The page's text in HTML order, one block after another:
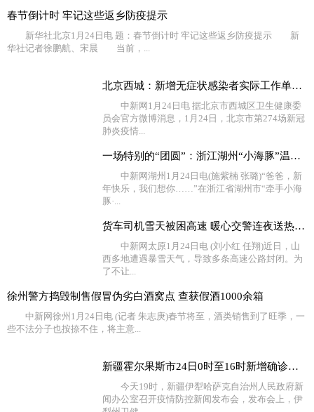
春节倒计时 牢记这些返乡防疫提示
新华社北京1月24日电 题：春节倒计时 牢记这些返乡防疫提示 新
华社记者徐鹏航、宋晨 当前，...
北京西城：新增无症状感染者实际工作单位不在西城，相关
中新网1月24日电 据北京市西城区卫生健康委
员会官方微博消息，1月24日，北京市第274场新冠
肺炎疫情...
一场特别的“团圆”：浙江湖州“小海豚”温暖过新年
中新网湖州1月24日电(施紫楠 张璐)“爸爸，新
年快乐，我们想你……”在浙江省湖州市“牵手小海
豚·...
货车司机雪天被困高速 暖心交警连夜送热水食物
中新网太原1月24日电 (刘小红 任翔)近日，山
西多地遭遇暴雪天气，导致多条高速公路封闭。为
了不让...
徐州警方捣毁制售假冒伪劣白酒窝点 查获假酒1000余箱
中新网徐州1月24日电 (记者 朱志庚)春节将至，酒类销售到了旺季，一
些不法分子也按捺不住，将主意...
新疆霍尔果斯市24日0时至16时新增确诊病例4例 无症状感
今天19时，新疆伊犁哈萨克自治州人民政府新
闻办公室召开疫情防控新闻发布会，发布会上，伊